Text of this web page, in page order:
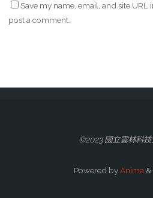
Save my name, email, and site
post a comment.
©2023 國立雲林科
Powered byAnima &